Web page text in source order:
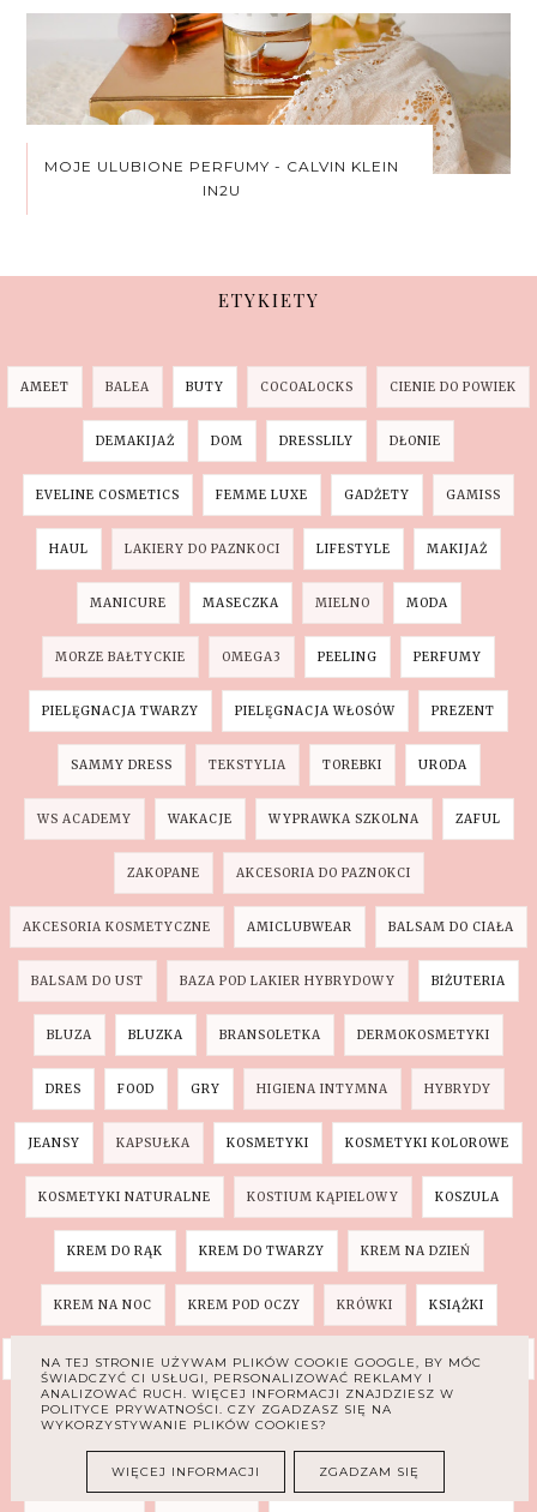
MOJE ULUBIONE PERFUMY - CALVIN KLEIN
IN2U
ETYKIETY
AMEET BALEA BUTY COCOALOCKS CIENIE DO POWIEK
DEMAKIJAŻ DOM DRESSLILY DŁONIE
EVELINE COSMETICS FEMME LUXE GADŻETY GAMISS
HAUL LAKIERY DO PAZNKOCI LIFESTYLE MAKIJAŻ
MANICURE MASECZKA MIELNO MODA
MORZE BAŁTYCKIE OMEGA3 PEELING PERFUMY
PIELĘGNACJA TWARZY PIELĘGNACJA WŁOSÓW PREZENT
SAMMY DRESS TEKSTYLIA TOREBKI URODA
WS ACADEMY WAKACJE WYPRAWKA SZKOLNA ZAFUL
ZAKOPANE AKCESORIA DO PAZNOKCI
AKCESORIA KOSMETYCZNE AMICLUBWEAR BALSAM DO CIAŁA
BALSAM DO UST BAZA POD LAKIER HYBRYDOWY BIŻUTERIA
BLUZA BLUZKA BRANSOLETKA DERMOKOSMETYKI
DRES FOOD GRY HIGIENA INTYMNA HYBRYDY
JEANSY KAPSUŁKA KOSMETYKI KOSMETYKI KOLOROWE
KOSMETYKI NATURALNE KOSTIUM KĄPIELOWY KOSZULA
KREM DO RĄK KREM DO TWARZY KREM NA DZIEŃ
KREM NA NOC KREM POD OCZY KRÓWKI KSIĄŻKI
KSIĄŻKI DLA DZIECI LAKIER DO PAZNOKCI LAKIERY HYBRYDOWE
LALKA MANICURE TYTANOWY MASKA DO WŁOŚÓW
MASKARA MASŁO DO CIAŁA MODA DZIECIĘCA
NA TEJ STRONIE UŻYWAM PLIKÓW COOKIE GOOGLE, BY MÓC
ŚWIADCZYĆ CI USŁUGI, PERSONALIZOWAĆ REKLAMY I
ANALIZOWAĆ RUCH. WIĘCEJ INFORMACJI ZNAJDZIESZ W
POLITYCE PRYWATNOŚCI. CZY ZGADZASZ SIĘ NA
WYKORZYSTYWANIE PLIKÓW COOKIES?
WIĘCEJ INFORMACJI ZGADZAM SIĘ